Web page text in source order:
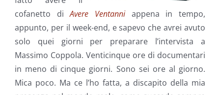
cofanetto diAvere Ventanniappena in tempo,
appunto, per il week-end, e sapevo che avrei avuto
solo quei giorni per preparare l’intervista a
Massimo Coppola. Venticinque ore di documentari
in meno di cinque giorni. Sono sei ore al giorno.
Mica poco. Ma ce l’ho fatta, a discapito della mia